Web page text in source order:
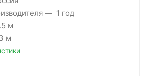
1 год
м
м